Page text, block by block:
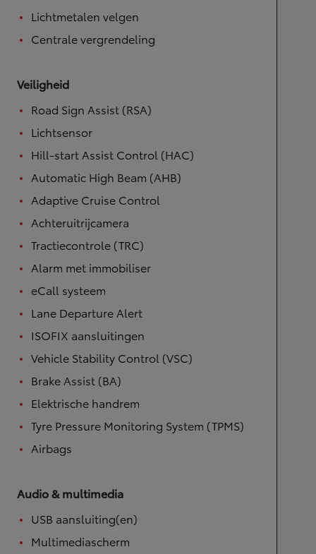
Lichtmetalen velgen
Centrale vergrendeling
Veiligheid
Road Sign Assist (RSA)
Lichtsensor
Hill-start Assist Control (HAC)
Automatic High Beam (AHB)
Adaptive Cruise Control
Achteruitrijcamera
Tractiecontrole (TRC)
Alarm met immobiliser
eCall systeem
Lane Departure Alert
ISOFIX aansluitingen
Vehicle Stability Control (VSC)
Brake Assist (BA)
Elektrische handrem
Tyre Pressure Monitoring System (TPMS)
Airbags
Audio & multimedia
USB aansluiting(en)
Multimediascherm